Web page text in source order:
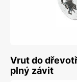
Vrut do
plný závit